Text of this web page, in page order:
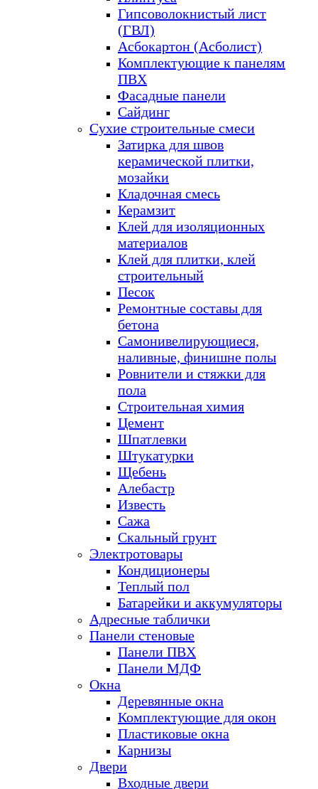
Гипсоволокнистый лист
(ГВЛ)
Асбокартон (Асболист)
Комплектующие к панелям
ПВХ
Фасадные панели
Сайдинг
Сухие строительные смеси
Затирка для швов
керамической плитки,
мозайки
Кладочная смесь
Керамзит
Клей для изоляционных
материалов
Клей для плитки, клей
строительный
Песок
Ремонтные составы для
бетона
Самонивелирующиеся,
наливные, финишне полы
Ровнители и стяжки для
пола
Строительная химия
Цемент
Шпатлевки
Штукатурки
Щебень
Алебастр
Известь
Сажа
Скальный грунт
Электротовары
Кондиционеры
Теплый пол
Батарейки и аккумуляторы
Адресные таблички
Панели стеновые
Панели ПВХ
Панели МДФ
Окна
Деревянные окна
Комплектующие для окон
Пластиковые окна
Карнизы
Двери
Входные двери